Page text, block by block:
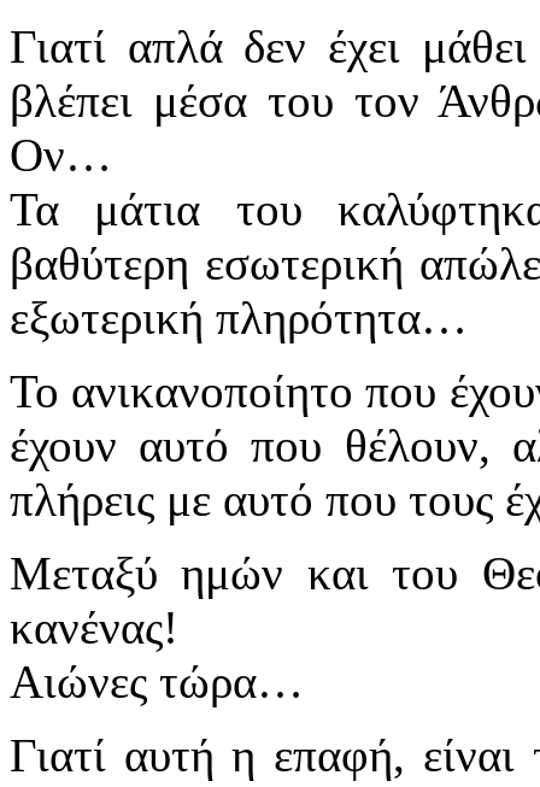
Γιατί απλά δεν έχει
βλέπει μέσα του τον
Ον…
Τα μάτια του
βαθύτερη εσωτερική
εξωτερική πληρότητα…
Το ανικανοποίητο που
έχουν αυτό που θέλουν,
πλήρεις με αυτό που τους
Μεταξύ ημών και του
κανένας!
Αιώνες τώρα…
Γιατί αυτή η επαφή,